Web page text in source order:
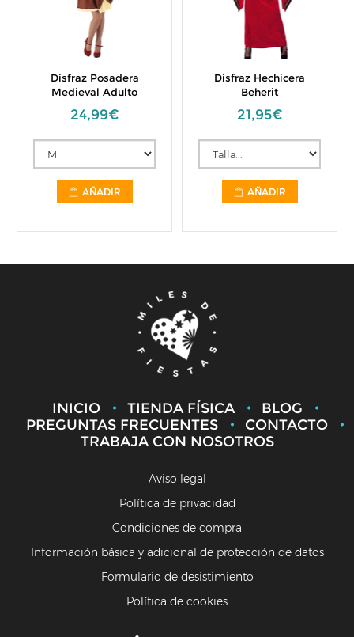
Disfraz Posadera
Medieval Adulto
24,99€
AÑADIR
Disfraz Hechicera
Beherit
21,95€
AÑADIR
INICIO TIENDA FÍSICA
BLOG
PREGUNTAS FRECUENTES
CONTACTO
TRABAJA CON NOSOTROS
Aviso legal
Política de privacidad
Condiciones de compra
Información básica y adicional de protección de datos
Formulario de desistimiento
Política de cookies